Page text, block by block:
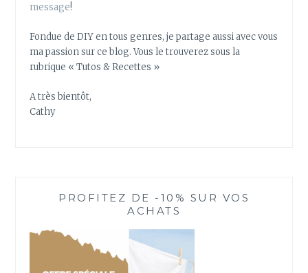
message!
Fondue de DIY en tous genres, je partage aussi avec vous
ma passion sur ce blog. Vous le trouverez sous la
rubrique « Tutos & Recettes »
A très bientôt,
Cathy
PROFITEZ DE -10% SUR VOS
ACHATS